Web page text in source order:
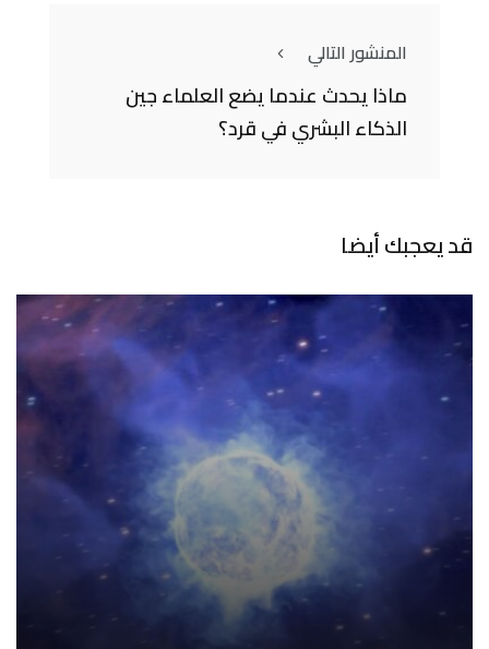
المنشور التالي
ماذا يحدث عندما يضع العلماء جين
الذكاء البشري في قرد؟
قد يعجبك أيضا